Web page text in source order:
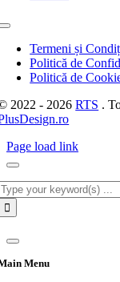
Toggle
NavigationTermeni și
Politică de
Politică de
2022 - 2026RTS .
Page load link
Menu